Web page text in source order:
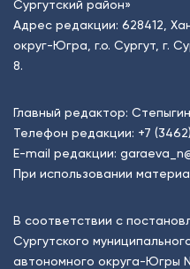
Сургутский район»
Адрес редакции: 628412,
округ-Югра, г.о. Сургут, г.
8.
Главный редактор:
Телефон редакции: +7
E-mail редакции:
При использовании
В соответствии с
Сургутского
автономного округа-Югры